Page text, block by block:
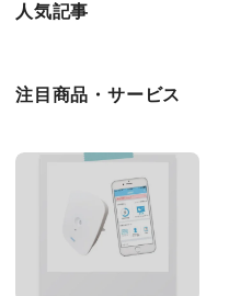
人気記事
注目商品・サービス